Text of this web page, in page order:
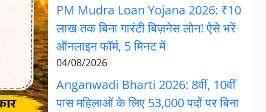
PM Mudra Loan Yojana 2026: ₹10
लाख तक बिना गारंटी बिज़नेस लोन! ऐसे भरें
ऑनलाइन फॉर्म, 5 मिनट में
04/08/2026
Anganwadi Bharti 2026: 8वीं, 10वीं
पास महिलाओं के लिए 53,000 पदों पर बिना